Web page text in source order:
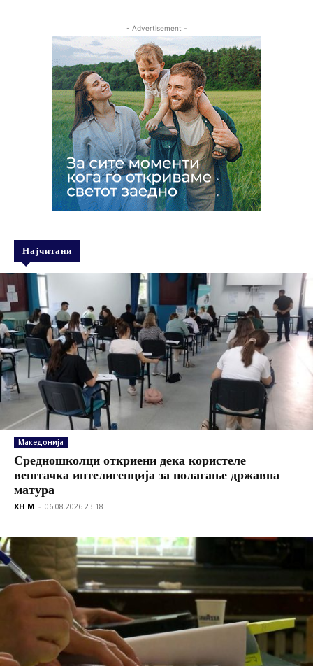
- Advertisement -
Најчитани
Македонија
Средношколци откриени дека користеле
вештачка интелигенција за полагање државна
матура
XH M - 06.08.2026 23:18